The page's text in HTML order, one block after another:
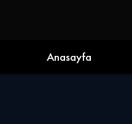
Anasayfa